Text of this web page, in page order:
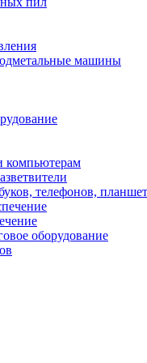
машины
компьютерам
телефонов,
оборудование